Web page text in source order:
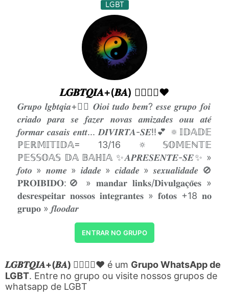
LGBT
𝑳𝑮𝑩𝑻𝑸𝑰𝑨+(𝑩𝑨) 🏳️‍🌈✊🏽❤️
𝑮𝒓𝒖𝒑𝒐 𝒍𝒈𝒃𝒕𝒒𝒊𝒂+🏳️‍🌈 𝑶𝒊𝒐𝒊 𝒕𝒖𝒅𝒐 𝒃𝒆𝒎? 𝒆𝒔𝒔𝒆 𝒈𝒓𝒖𝒑𝒐 𝒇𝒐𝒊
𝒄𝒓𝒊𝒂𝒅𝒐 𝒑𝒂𝒓𝒂 𝒔𝒆 𝒇𝒂𝒛𝒆𝒓 𝒏𝒐𝒗𝒂𝒔 𝒂𝒎𝒊𝒛𝒂𝒅𝒆𝒔 𝒐𝒖𝒖 𝒂𝒕𝒆́
𝒇𝒐𝒓𝒎𝒂𝒓 𝒄𝒂𝒔𝒂𝒊𝒔 𝒆𝒏𝒕𝒕... 𝑫𝑰𝑽𝑰𝑹𝑻𝑨-𝑺𝑬!!💕 🔅𝕀𝔻𝔸𝔻𝔼
ℙ𝔼ℝ𝕄𝕀𝕋𝕀𝔻𝔸= 13/16 🔅𝕊𝕆𝕄𝔼ℕ𝕋𝔼
ℙ𝔼𝕊𝕊𝕆𝔸𝕊 𝔻𝔸 𝔹𝔸ℍ𝕀𝔸 ✨𝑨𝑷𝑹𝑬𝑺𝑬𝑵𝑻𝑬-𝑺𝑬✨ »
𝒇𝒐𝒕𝒐 » 𝒏𝒐𝒎𝒆 » 𝒊𝒅𝒂𝒅𝒆 » 𝒄𝒊𝒅𝒂𝒅𝒆 » 𝒔𝒆𝒙𝒖𝒂𝒍𝒊𝒅𝒂𝒅𝒆 🚫
𝐏𝐑𝐎𝐈𝐁𝐈𝐃𝐎:🚫 » 𝐦𝐚𝐧𝐝𝐚𝐫 𝐥𝐢𝐧𝐤𝐬/𝐃𝐢𝐯𝐮𝐥𝐠𝐚𝐜̧𝐨̃𝐞𝐬 »
𝐝𝐞𝐬𝐫𝐞𝐬𝐩𝐞𝐢𝐭𝐚𝐫 𝐧𝐨𝐬𝐬𝐨𝐬 𝐢𝐧𝐭𝐞𝐠𝐫𝐚𝐧𝐭𝐞𝐬 » 𝐟𝐨𝐭𝐨𝐬 +18 𝐧𝐨
𝐠𝐫𝐮𝐩𝐨 » 𝒇𝒍𝒐𝒐𝒅𝒂𝒓
ENTRAR NO GRUPO
𝑳𝑮𝑩𝑻𝑸𝑰𝑨+(𝑩𝑨) 🏳️‍🌈✊🏽❤️ é um Grupo WhatsApp de
LGBT. Entre no grupo ou visite nossos grupos de
whatsapp de LGBT